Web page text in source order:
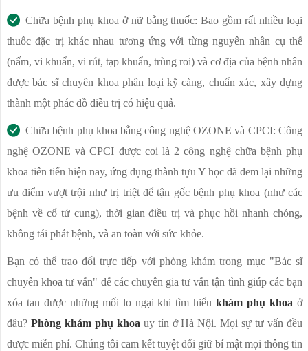
Chữa bệnh phụ khoa ở nữ bằng thuốc: Bao gồm rất nhiều loại
thuốc đặc trị khác nhau tương ứng với từng nguyên nhân cụ thể
(nấm, vi khuẩn, vi rút, tạp khuẩn, trùng roi) và cơ địa của bệnh nhân
được bác sĩ chuyên khoa phân loại kỹ càng, chuẩn xác, xây dựng
thành một phác đồ điều trị có hiệu quả.
Chữa bệnh phụ khoa bằng công nghệ OZONE và CPCI: Công
nghệ OZONE và CPCI được coi là 2 công nghệ chữa bệnh phụ
khoa tiên tiến hiện nay, ứng dụng thành tựu Y học đã đem lại những
ưu điểm vượt trội như trị triệt để tận gốc bệnh phụ khoa (như các
bệnh về cổ tử cung), thời gian điều trị và phục hồi nhanh chóng,
không tái phát bệnh, và an toàn với sức khỏe.
Bạn có thể trao đổi trực tiếp với phòng khám trong mục "Bác sĩ
chuyên khoa tư vấn" để các chuyên gia tư vấn tận tình giúp các bạn
xóa tan được những mối lo ngại khi tìm hiểukhám phụ khoaở
đâu? Phòng khám phụ khoa uy tín ở Hà Nội. Mọi sự tư vấn đều
được miễn phí. Chúng tôi cam kết tuyệt đối giữ bí mật mọi thông tin